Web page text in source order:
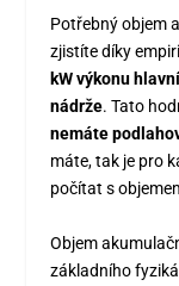
Potřebný objem
zjistíte díky
kW výkonu
nádrže. Tato
nemáte
máte, tak je pro
počítat s
Objem
základního